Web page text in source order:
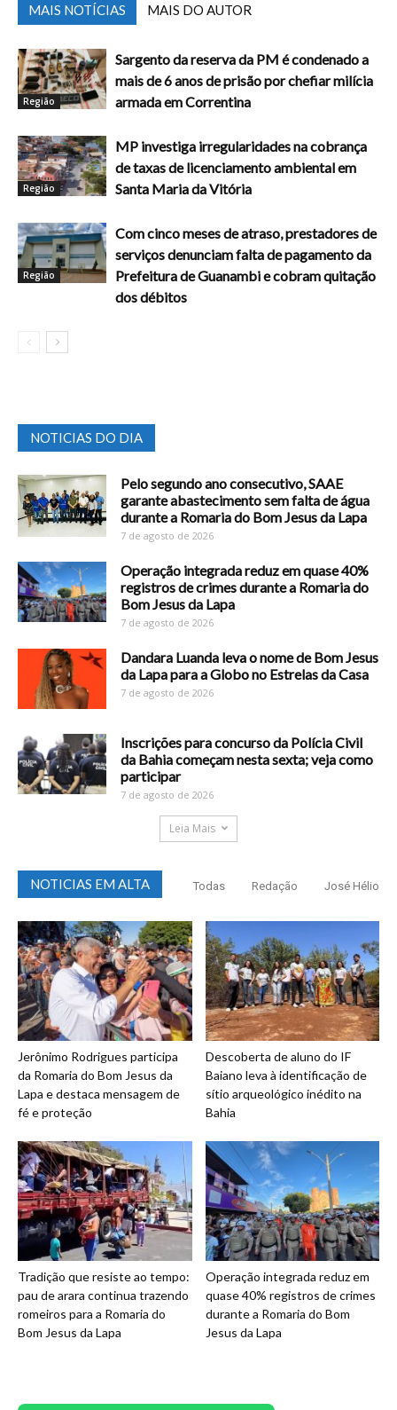
MAIS NOTÍCIAS MAIS DO AUTOR
Região
Sargento da reserva da PM é condenado a
mais de 6 anos de prisão por chefiar milícia
armada em Correntina
Região
MP investiga irregularidades na cobrança
de taxas de licenciamento ambiental em
Santa Maria da Vitória
Região
Com cinco meses de atraso, prestadores de
serviços denunciam falta de pagamento da
Prefeitura de Guanambi e cobram quitação
dos débitos
NOTICIAS DO DIA
Pelo segundo ano consecutivo, SAAE
garante abastecimento sem falta de água
durante a Romaria do Bom Jesus da Lapa
7 de agosto de 2026
Operação integrada reduz em quase 40%
registros de crimes durante a Romaria do
Bom Jesus da Lapa
7 de agosto de 2026
Dandara Luanda leva o nome de Bom Jesus
da Lapa para a Globo no Estrelas da Casa
7 de agosto de 2026
Inscrições para concurso da Polícia Civil
da Bahia começam nesta sexta; veja como
participar
7 de agosto de 2026
Leia Mais
NOTICIAS EM ALTA Todas Redação José Hélio
Jerônimo Rodrigues participa
da Romaria do Bom Jesus da
Lapa e destaca mensagem de
fé e proteção
Descoberta de aluno do IF
Baiano leva à identificação de
sítio arqueológico inédito na
Bahia
Tradição que resiste ao tempo:
pau de arara continua trazendo
romeiros para a Romaria do
Bom Jesus da Lapa
Operação integrada reduz em
quase 40% registros de crimes
durante a Romaria do Bom
Jesus da Lapa